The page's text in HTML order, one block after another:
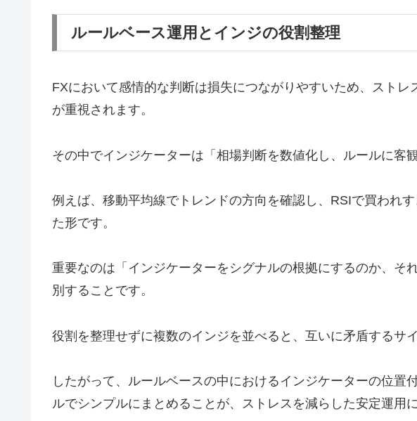
ルールベース運用とインジの役割整理
FXにおいて感情的な判断は損失につながりやすいため、ストレ
が重視されます。
その中でインジケーターは「相場判断を数値化し、ルールに客
例えば、移動平均線でトレンドの方向を確認し、RSIで買われ
た形です。
重要なのは「インジケーターをシグナルの根拠にするのか、そ
別することです。
役割を整理せずに複数のインジを並べると、互いに矛盾するサ
したがって、ルールベースの中におけるインジケーターの位置
ルでシンプルにまとめることが、ストレスを減らした安定運用